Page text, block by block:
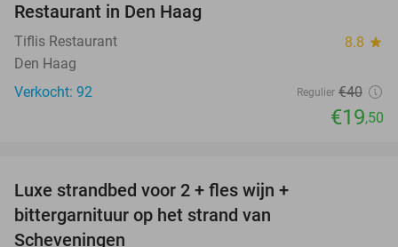
Restaurant in Den Haag
Tiflis Restaurant 8.8 star
Den Haag
Verkocht: 92
Regulier €40
€19,50
Luxe strandbed voor 2 + fles wijn +
bittergarnituur op het strand van
Scheveningen